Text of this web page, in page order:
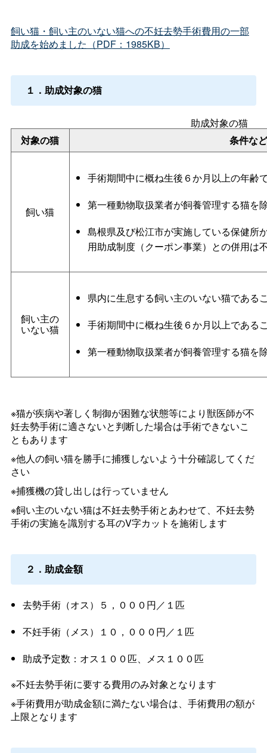
飼い猫・飼い主のいない猫への不妊去勢手術費用の一部
助成を始めました（PDF：1985KB）
１．助成対象の猫
助成対象の猫
対象の猫
条件など
飼い猫
手術期間中に概ね生後６か月以上の年齢
第一種動物取扱業者が飼養管理する猫を
島根県及び松江市が実施している保健所
用助成制度（クーポン事業）との併用は
飼い主の
いない猫
県内に生息する飼い主のいない猫である
手術期間中に概ね生後６か月以上である
第一種動物取扱業者が飼養管理する猫を
※猫が疾病や著しく制御が困難な状態等により獣医師が不
妊去勢手術に適さないと判断した場合は手術できないこ
ともあります
※他人の飼い猫を勝手に捕獲しないよう十分確認してくだ
さい
※捕獲機の貸し出しは行っていません
※飼い主のいない猫は不妊去勢手術とあわせて、不妊去勢
手術の実施を識別する耳のV字カットを施術します
２．助成金額
去勢手術（オス）５，０００円／１匹
不妊手術（メス）１０，０００円／１匹
助成予定数：オス１００匹、メス１００匹
※不妊去勢手術に要する費用のみ対象となります
※手術費用が助成金額に満たない場合は、手術費用の額が
上限となります